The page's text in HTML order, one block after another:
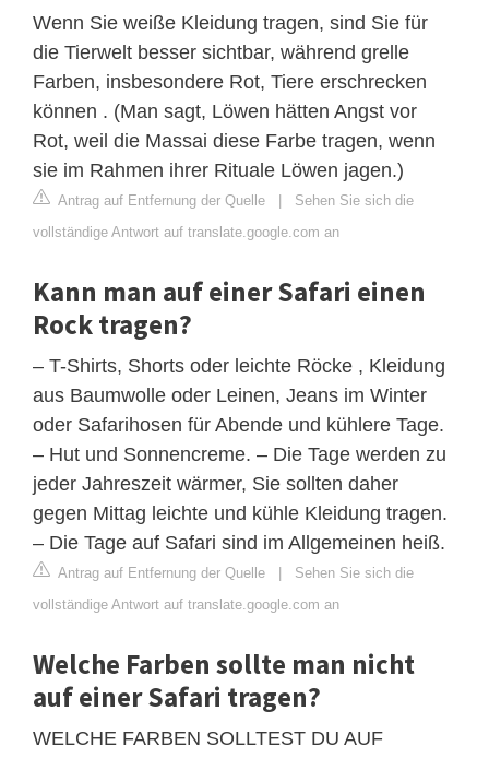
Wenn Sie weiße Kleidung tragen, sind Sie für
die Tierwelt besser sichtbar, während grelle
Farben, insbesondere Rot, Tiere erschrecken
können . (Man sagt, Löwen hätten Angst vor
Rot, weil die Massai diese Farbe tragen, wenn
sie im Rahmen ihrer Rituale Löwen jagen.)
Antrag auf Entfernung der Quelle | Sehen Sie sich die
vollständige Antwort auf translate.google.com an
Kann man auf einer Safari einen
Rock tragen?
– T-Shirts, Shorts oder leichte Röcke , Kleidung
aus Baumwolle oder Leinen, Jeans im Winter
oder Safarihosen für Abende und kühlere Tage.
– Hut und Sonnencreme. – Die Tage werden zu
jeder Jahreszeit wärmer, Sie sollten daher
gegen Mittag leichte und kühle Kleidung tragen.
– Die Tage auf Safari sind im Allgemeinen heiß.
Antrag auf Entfernung der Quelle | Sehen Sie sich die
vollständige Antwort auf translate.google.com an
Welche Farben sollte man nicht
auf einer Safari tragen?
WELCHE FARBEN SOLLTEST DU AUF